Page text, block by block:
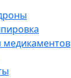
медикаментов